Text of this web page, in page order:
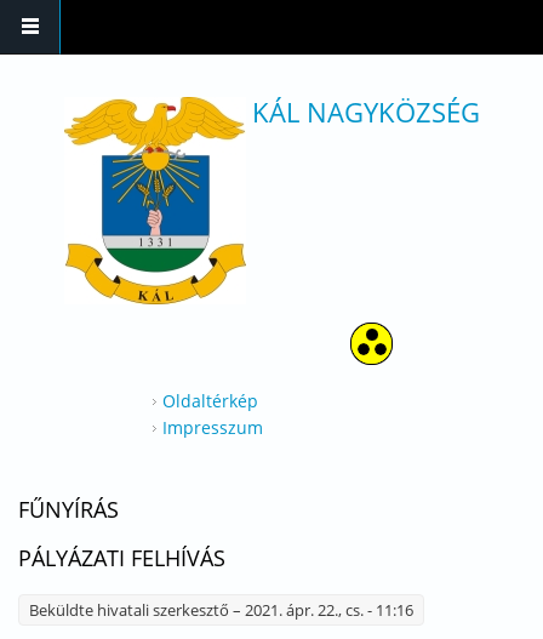
KÁL NAGYKÖZSÉG
Oldaltérkép
Impresszum
FŰNYÍRÁS
PÁLYÁZATI FELHÍVÁS
Beküldte hivatali szerkesztő – 2021. ápr. 22., cs. - 11:16